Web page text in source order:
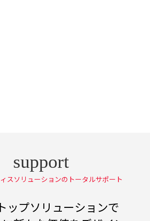
スソリューションのトータルサポート
ップソリューションで